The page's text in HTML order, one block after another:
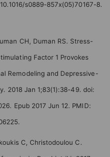
s0889-857x(05)70167-8.
CH, Duman RS. Stress-
Factor 1 Provokes
Remodeling and Depressive-
2018 Jan 1;83(1):38-49. doi:
Epub 2017 Jun 12. PMID:
C, Christodoulou C.